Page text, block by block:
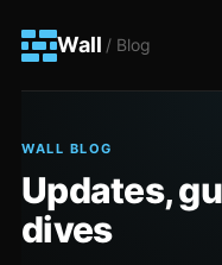
Wall / Blog
WALL BLOG
Updates,
dives